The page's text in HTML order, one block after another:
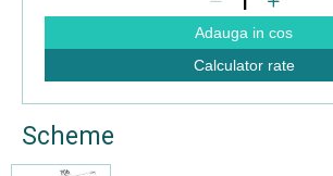
Adauga in cos
Calculator rate
Scheme